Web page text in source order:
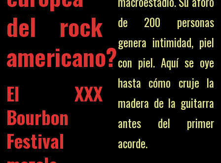
del rock
americano?
El XXX
Bourbon
Festival
de 200 personas
genera intimidad, piel
con piel. Aquí se oye
hasta cómo cruje la
madera de la guitarra
antes del primer
acorde.